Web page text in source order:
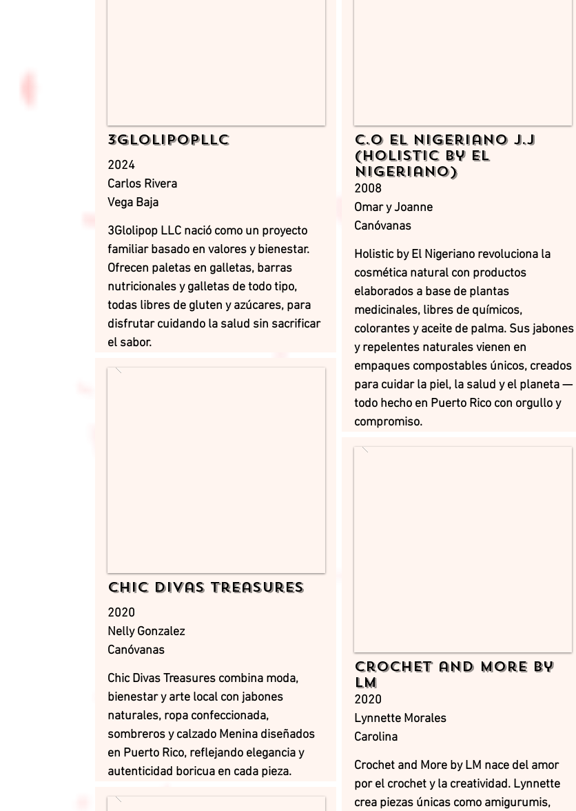
3GlolipopLLC
2024
Carlos Rivera
Vega Baja
3Glolipop LLC nació como un proyecto
familiar basado en valores y bienestar.
Ofrecen paletas en galletas, barras
nutricionales y galletas de todo tipo,
todas libres de gluten y azúcares, para
disfrutar cuidando la salud sin sacrificar
el sabor.
Chic Divas Treasures
2020
Nelly Gonzalez
Canóvanas
Chic Divas Treasures combina moda,
bienestar y arte local con jabones
naturales, ropa confeccionada,
sombreros y calzado Menina diseñados
en Puerto Rico, reflejando elegancia y
autenticidad boricua en cada pieza.
C.O El Nigeriano J.J
(Holistic by El
Nigeriano)
2008
Omar y Joanne
Canóvanas
Holistic by El Nigeriano revoluciona la
cosmética natural con productos
elaborados a base de plantas
medicinales, libres de químicos,
colorantes y aceite de palma. Sus jabones
y repelentes naturales vienen en
empaques compostables únicos, creados
para cuidar la piel, la salud y el planeta —
todo hecho en Puerto Rico con orgullo y
compromiso.
Crochet and More by
LM
2020
Lynnette Morales
Carolina
Crochet and More by LM nace del amor
por el crochet y la creatividad. Lynnette
crea piezas únicas como amigurumis,